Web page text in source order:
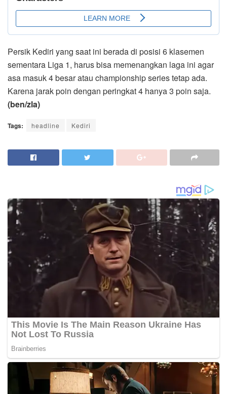
Persik Kediri yang saat ini berada di posisi 6 klasemen
sementara Liga 1, harus bisa memenangkan laga ini agar
asa masuk 4 besar atau championship series tetap ada.
Karena jarak poin dengan peringkat 4 hanya 3 poin saja.
(ben/zla)
Tags: headline Kediri